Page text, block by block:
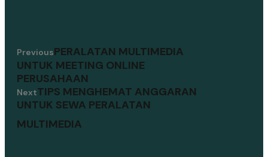
PreviousPERALATAN MULTIMEDIA
UNTUK MEETING ONLINE
PERUSAHAAN
NextTIPS MENGHEMAT ANGGARAN
UNTUK SEWA PERALATAN
MULTIMEDIA